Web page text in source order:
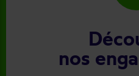
nos